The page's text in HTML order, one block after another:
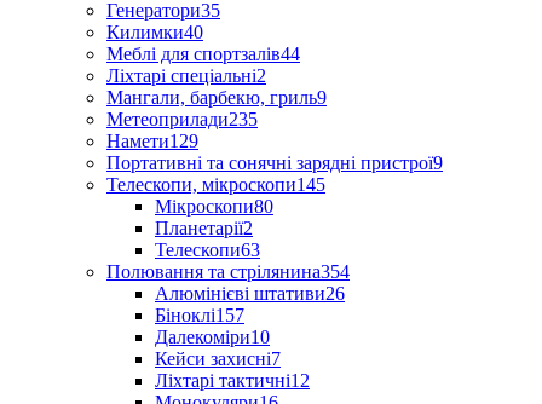
Генератори35
Килимки40
Меблі для спортзалів44
Ліхтарі спеціальні2
Мангали, барбекю, гриль9
Метеоприлади235
Намети129
Портативні та сонячні зарядні пристрої9
Телескопи, мікроскопи145
Мікроскопи80
Планетарії2
Телескопи63
Полювання та стрілянина354
Алюмінієві штативи26
Біноклі157
Далекоміри10
Кейси захисні7
Ліхтарі тактичні12